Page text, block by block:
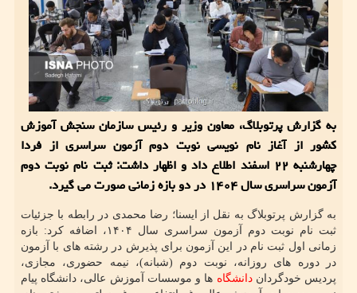
به گزارش پرتوبلاگ، معاون وزیر و رئیس سازمان سنجش آموزش
کشور از آغاز نام نویسی نوبت دوم آزمون سراسری از فردا
چهارشنبه ۲۲ اسفند اطلاع داد و اظهار داشت: ثبت نام نوبت دوم
آزمون سراسری سال ۱۴۰۴ در دو بازه زمانی صورت می گیرد.
به گزارش پرتوبلاگ به نقل از ایسنا؛ رضا محمدی در رابطه با جزئیات
ثبت نام نوبت دوم آزمون سراسری سال ۱۴۰۴، اضافه کرد: بازه
زمانی اول ثبت نام در این آزمون برای پذیرش در رشته های با آزمون
در دوره های روزانه، نوبت دوم (شبانه)، نیمه حضوری، مجازی،
پردیس خودگرداندانشگاه ها و موسسات آموزش عالی، دانشگاه پیام